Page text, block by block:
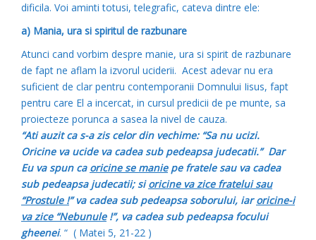
dificila. Voi aminti totusi, telegrafic, cateva dintre ele:
a) Mania, ura si spiritul de razbunare
Atunci cand vorbim despre manie, ura si spirit de razbunare
de fapt ne aflam la izvorul uciderii. Acest adevar nu era
suficient de clar pentru contemporanii Domnului Iisus, fapt
pentru care El a incercat, in cursul predicii de pe munte, sa
proiecteze porunca a sasea la nivel de cauza.
“Ati auzit ca s-a zis celor din vechime: “Sa nu ucizi.
Oricine va ucide va cadea sub pedeapsa judecatii.” Dar
Eu va spun ca oricine se maniepe fratele sau va cadea
sub pedeapsa judecatii; sioricine va zice fratelui sau
“Prostule !” va cadea sub pedeapsa soborului, iaroricine-i
va zice “Nebunule!”, va cadea sub pedeapsa focului
gheenei. “ ( Matei 5, 21-22 )